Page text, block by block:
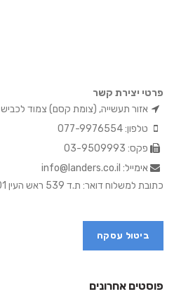
פרטי יצירת קשר
אזור תעשייה, (צומת קסם) צמוד לכביש 5.
טלפון: 077-9976554
פקס: 03-9509993
אימייל: info@landers.co.il
כתובת למשלוח דואר: ת.ד 539 ראש העין 4810501
ביטול עסקה
פוסטים אחרונים